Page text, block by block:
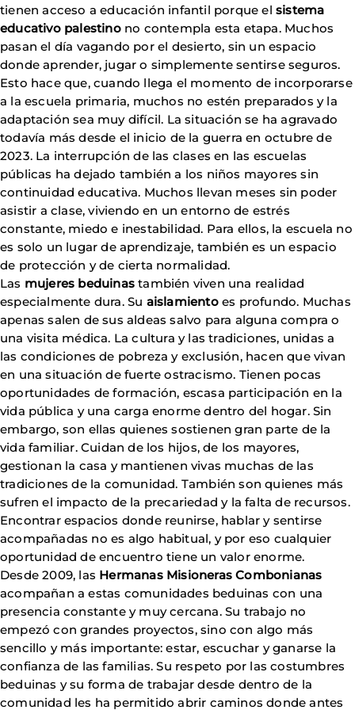
tienen acceso a educación infantil porque elsistema
educativo palestinono contempla esta etapa. Muchos
pasan el día vagando por el desierto, sin un espacio
donde aprender, jugar o simplemente sentirse seguros.
Esto hace que, cuando llega el momento de incorporarse
a la escuela primaria, muchos no estén preparados y la
adaptación sea muy difícil. La situación se ha agravado
todavía más desde el inicio de la guerra en octubre de
2023. La interrupción de las clases en las escuelas
públicas ha dejado también a los niños mayores sin
continuidad educativa. Muchos llevan meses sin poder
asistir a clase, viviendo en un entorno de estrés
constante, miedo e inestabilidad. Para ellos, la escuela no
es solo un lugar de aprendizaje, también es un espacio
de protección y de cierta normalidad.
Las mujeres beduinas también viven una realidad
especialmente dura. Su aislamientoes profundo. Muchas
apenas salen de sus aldeas salvo para alguna compra o
una visita médica. La cultura y las tradiciones, unidas a
las condiciones de pobreza y exclusión, hacen que vivan
en una situación de fuerte ostracismo. Tienen pocas
oportunidades de formación, escasa participación en la
vida pública y una carga enorme dentro del hogar. Sin
embargo, son ellas quienes sostienen gran parte de la
vida familiar. Cuidan de los hijos, de los mayores,
gestionan la casa y mantienen vivas muchas de las
tradiciones de la comunidad. También son quienes más
sufren el impacto de la precariedad y la falta de recursos.
Encontrar espacios donde reunirse, hablar y sentirse
acompañadas no es algo habitual, y por eso cualquier
oportunidad de encuentro tiene un valor enorme.
Desde 2009, las Hermanas Misioneras Combonianas
acompañan a estas comunidades beduinas con una
presencia constante y muy cercana. Su trabajo no
empezó con grandes proyectos, sino con algo más
sencillo y más importante: estar, escuchar y ganarse la
confianza de las familias. Su respeto por las costumbres
beduinas y su forma de trabajar desde dentro de la
comunidad les ha permitido abrir caminos donde antes